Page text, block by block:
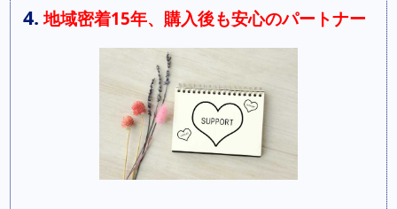
4. 地域密着15年、購入後も安心のパートナー